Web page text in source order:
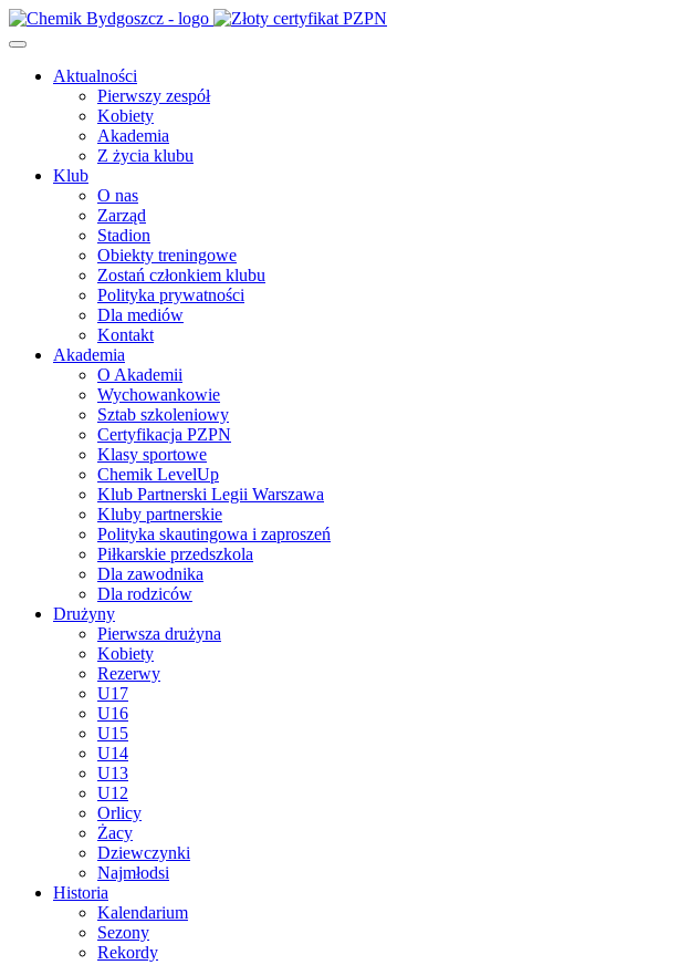
Aktualności
Pierwszy zespół
Kobiety
Akademia
Z życia klubu
Klub
O nas
Zarząd
Stadion
Obiekty treningowe
Zostań członkiem klubu
Polityka prywatności
Dla mediów
Kontakt
Akademia
O Akademii
Wychowankowie
Sztab szkoleniowy
Certyfikacja PZPN
Klasy sportowe
Chemik LevelUp
Klub Partnerski Legii Warszawa
Kluby partnerskie
Polityka skautingowa i zaproszeń
Piłkarskie przedszkola
Dla zawodnika
Dla rodziców
Drużyny
Pierwsza drużyna
Kobiety
Rezerwy
U17
U16
U15
U14
U13
U12
Orlicy
Żacy
Dziewczynki
Najmłodsi
Historia
Kalendarium
Sezony
Rekordy